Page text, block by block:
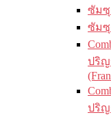
ซัมซุ
ซัมซุ
ปริญ
ปริญ